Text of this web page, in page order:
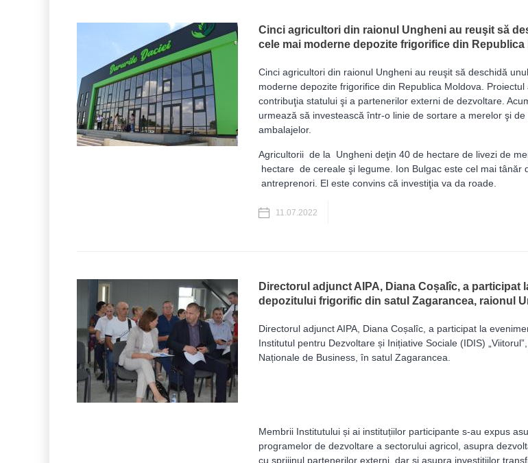
Cinci agricultori din raionul Ungheni au reuşit să
cele mai moderne depozite frigorifice din Republica
Cinci agricultori din raionul Ungheni au reuşit să deschidă
moderne depozite frigorifice din Republica Moldova. Proiectul
contribuţia statului şi a partenerilor externi de dezvoltare.
urmează să investească într-o linie de sortare a merelor şi de
ambalajelor.
Agricultorii de la Ungheni deţin 40 de hectare de livezi de
hectare de cereale şi legume. Ion Bulgac este cel mai tânăr
antreprenori. El este convins că investiţia va da roade.
11.07.2022
Directorul adjunct AIPA, Diana Coșalîc, a participat
depozitului frigorific din satul Zagarancea, raionul
Directorul adjunct AIPA, Diana Coșalîc, a participat la
Institutul pentru Dezvoltare și Inițiative Sociale (IDIS)
Naționale de Business, în satul Zagarancea.
Membrii Institutului și ai instituțiilor participante s-au expus
programelor de dezvoltare a sectorului agricol, asupra
cu sprijinul partenerilor externi, dar și asupra investițiilor